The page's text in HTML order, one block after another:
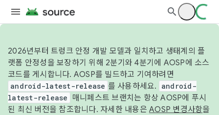
2026년부터 트렁크 안정 개발 모델과 일치하고 생태계의 플
랫폼 안정성을 보장하기 위해 2분기와 4분기에 AOSP에 소스
코드를 게시합니다. AOSP를 빌드하고 기여하려면
android-latest-release 를 사용하세요.
android-
latest-release
매니페스트 브랜치는 항상 AOSP에 푸시
된 최신 버전을 참조합니다. 자세한 내용은 AOSP 변경사항을